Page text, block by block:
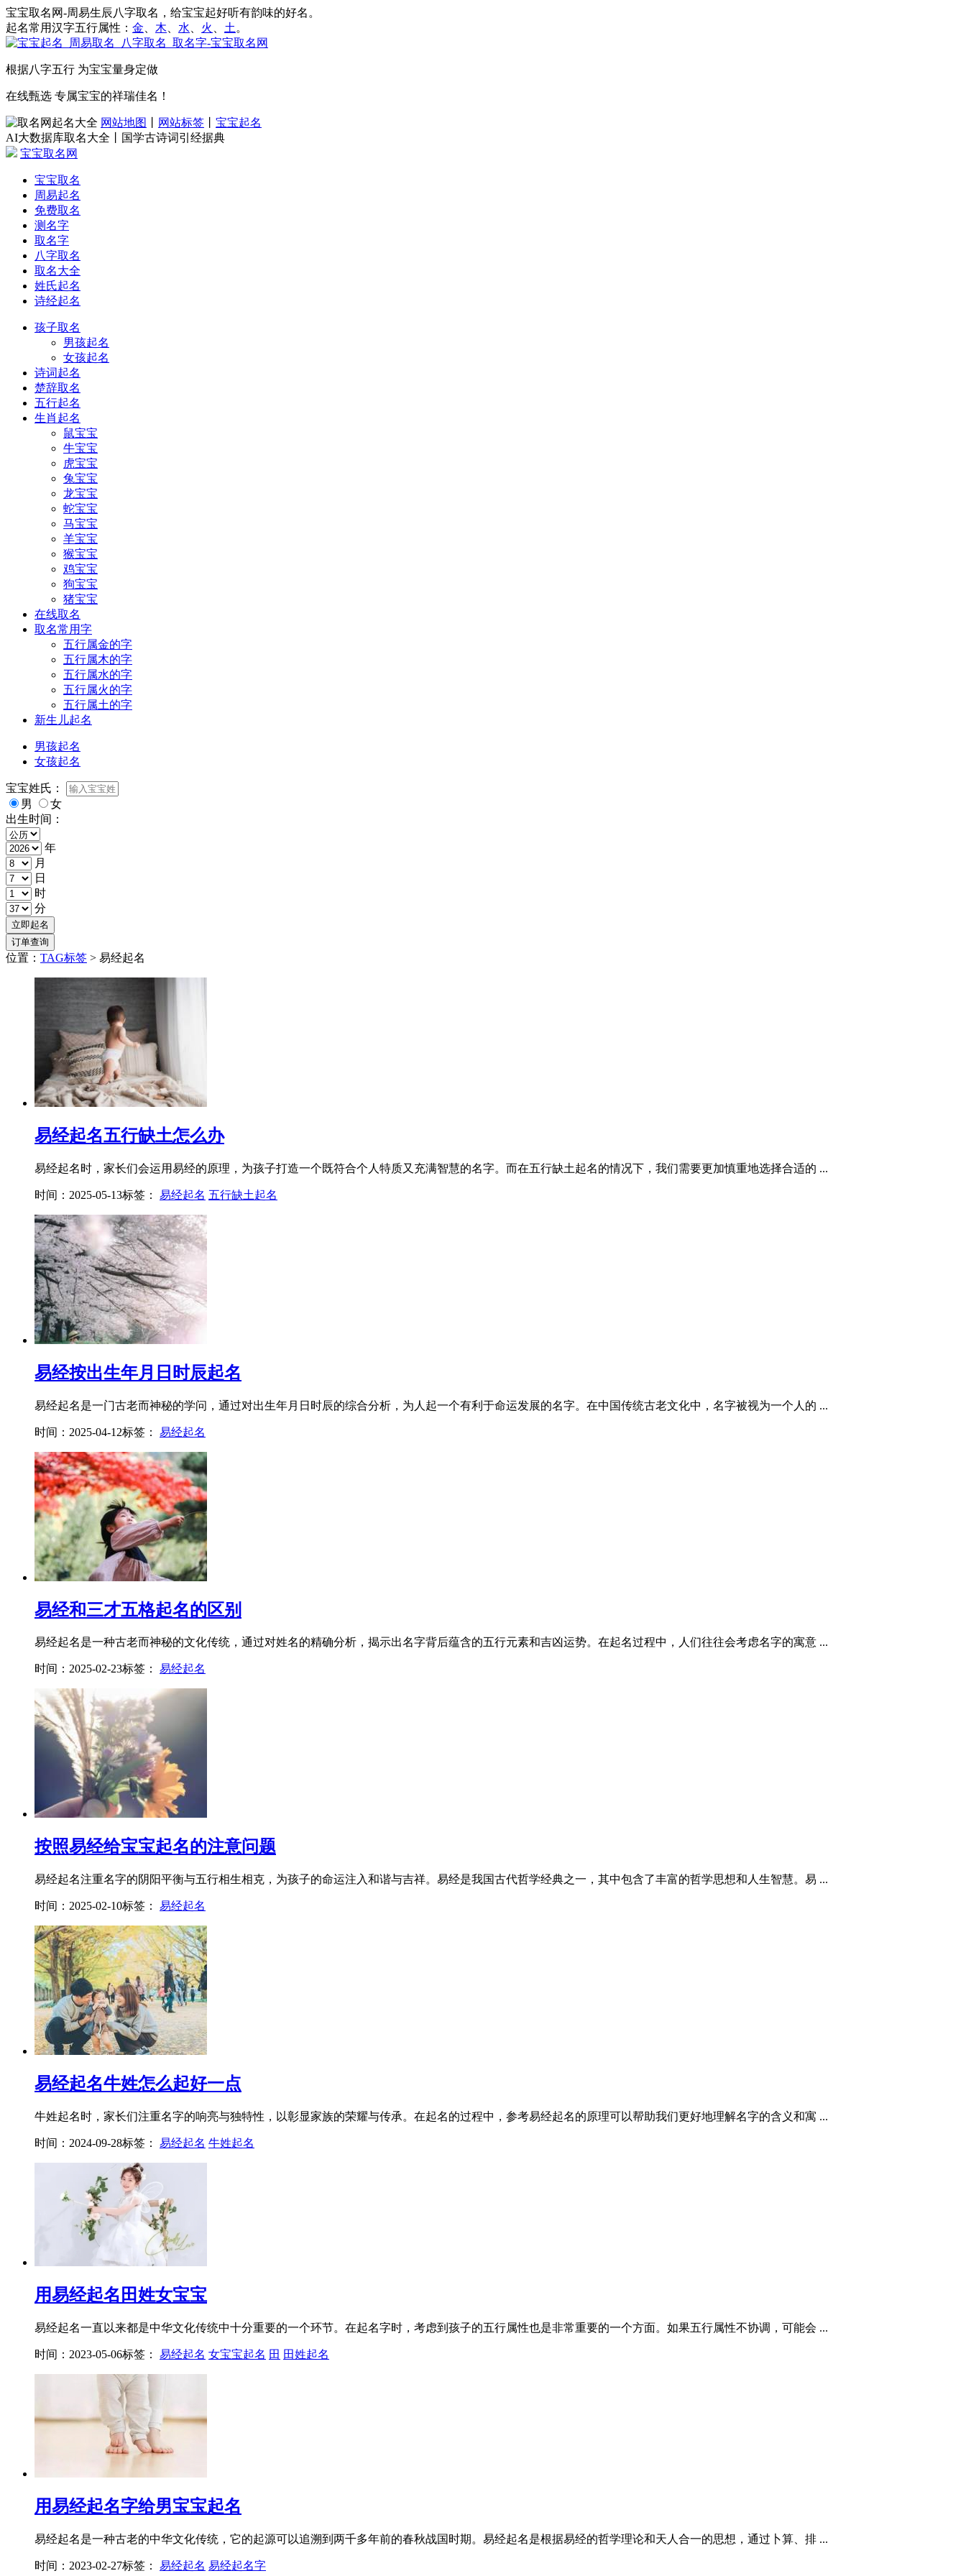
宝宝取名网-周易生辰八字取名，给宝宝起好听有韵味的好名。
起名常用汉字五行属性： 金 木 水 火 土 。
根据八字五行 为宝宝量身定做
在线甄选 专属宝宝的祥瑞佳名！
网站地图 网站标签
宝宝起名
AI大数据库取名大全丨国学古诗词引经据典
宝宝取名网
宝宝取名
周易起名
免费取名
测名字
取名字
八字取名
取名大全
姓氏起名
诗经起名
孩子取名
男孩起名
女孩起名
诗词起名
楚辞取名
五行起名
生肖起名
鼠宝宝
牛宝宝
虎宝宝
兔宝宝
龙宝宝
蛇宝宝
马宝宝
羊宝宝
猴宝宝
鸡宝宝
狗宝宝
猪宝宝
在线取名
取名常用字
五行属金的字
五行属木的字
五行属水的字
五行属火的字
五行属土的字
新生儿起名
男孩起名
女孩起名
宝宝姓氏：
男
女
出生时间：
年
月
日
时
分
位置： TAG标签 > 易经起名
易经起名五行缺土怎么办
易经起名时，家长们会运用易经的原理，为孩子打造一个既符合个人特质又充满智慧的名字。而在五行缺土起名的情况下，我们需要更加慎重地选择合适的 ...
时间：2025-05-13标签： 易经起名 五行缺土起名
易经按出生年月日时辰起名
易经起名是一门古老而神秘的学问，通过对出生年月日时辰的综合分析，为人起一个有利于命运发展的名字。在中国传统古老文化中，名字被视为一个人的 ...
时间：2025-04-12标签： 易经起名
易经和三才五格起名的区别
易经起名是一种古老而神秘的文化传统，通过对姓名的精确分析，揭示出名字背后蕴含的五行元素和吉凶运势。在起名过程中，人们往往会考虑名字的寓意 ...
时间：2025-02-23标签： 易经起名
按照易经给宝宝起名的注意问题
易经起名注重名字的阴阳平衡与五行相生相克，为孩子的命运注入和谐与吉祥。易经是我国古代哲学经典之一，其中包含了丰富的哲学思想和人生智慧。易 ...
时间：2025-02-10标签： 易经起名
易经起名牛姓怎么起好一点
牛姓起名时，家长们注重名字的响亮与独特性，以彰显家族的荣耀与传承。在起名的过程中，参考易经起名的原理可以帮助我们更好地理解名字的含义和寓 ...
时间：2024-09-28标签： 易经起名 牛姓起名
用易经起名田姓女宝宝
易经起名一直以来都是中华文化传统中十分重要的一个环节。在起名字时，考虑到孩子的五行属性也是非常重要的一个方面。如果五行属性不协调，可能会 ...
时间：2023-05-06标签： 易经起名 女宝宝起名 田 田姓起名
用易经起名字给男宝宝起名
易经起名是一种古老的中华文化传统，它的起源可以追溯到两千多年前的春秋战国时期。易经起名是根据易经的哲学理论和天人合一的思想，通过卜算、排 ...
时间：2023-02-27标签： 易经起名 易经起名字